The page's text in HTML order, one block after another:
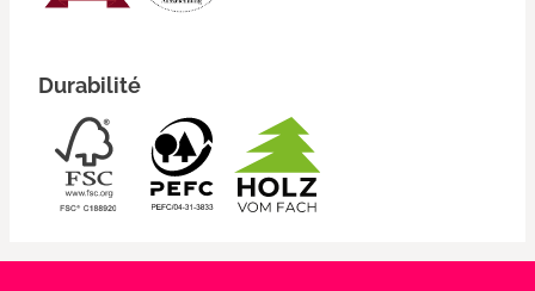
Durabilité